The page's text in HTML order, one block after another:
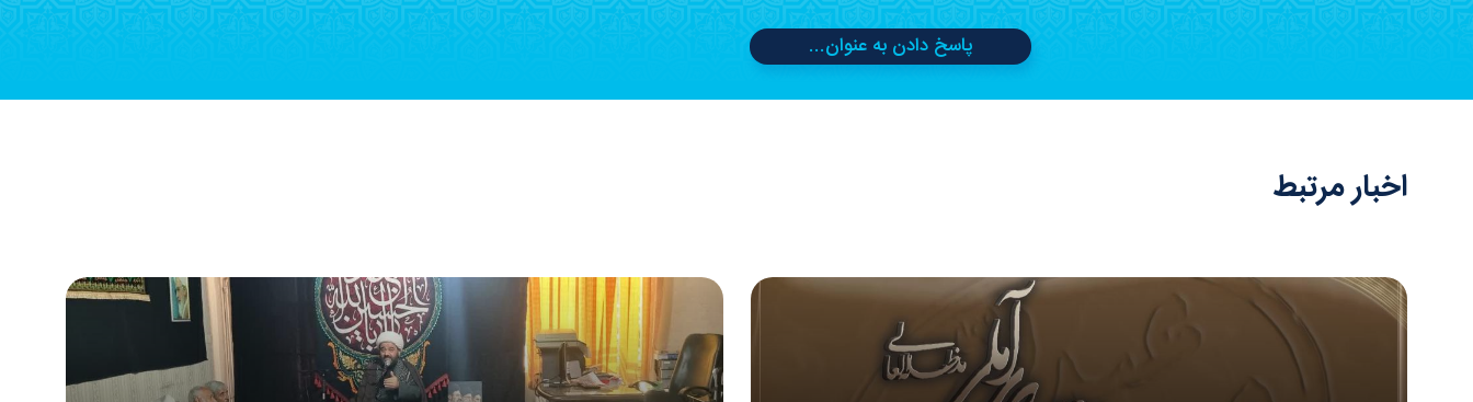
پاسخ دادن به عنوان...
اخبار مرتبط